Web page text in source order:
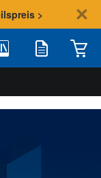
>
Bibliothek Merkliste